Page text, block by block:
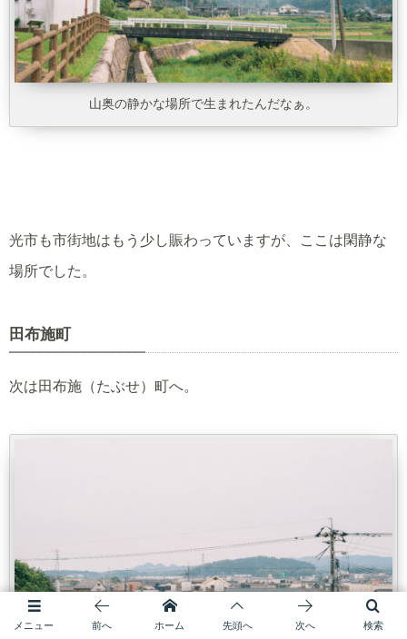
山奥の静かな場所で生まれたんだなぁ。
光市も市街地はもう少し賑わっていますが、ここは閑静な
場所でした。
田布施町
次は田布施（たぶせ）町へ。
メニュー 検索
前へ ホーム 先頭へ 次へ